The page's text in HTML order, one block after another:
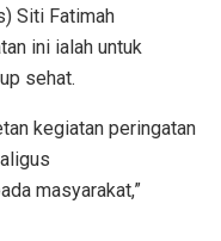
Siti Fatimah
ini ialah untuk
sehat.
kegiatan peringatan
masyarakat,”